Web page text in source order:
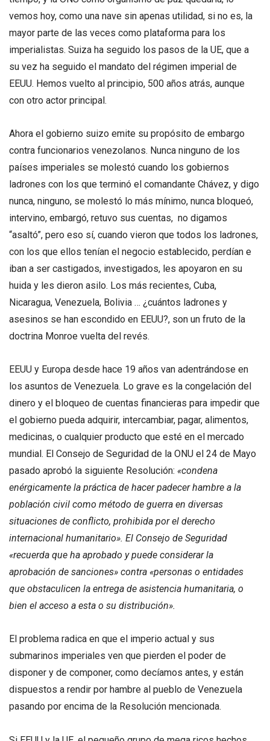
vemos hoy, como una nave sin apenas utilidad, si no es, la
mayor parte de las veces como plataforma para los
imperialistas. Suiza ha seguido los pasos de la UE, que a
su vez ha seguido el mandato del régimen imperial de
EEUU. Hemos vuelto al principio, 500 años atrás, aunque
con otro actor principal.
Ahora el gobierno suizo emite su propósito de embargo
contra funcionarios venezolanos. Nunca ninguno de los
países imperiales se molestó cuando los gobiernos
ladrones con los que terminó el comandante Chávez, y digo
nunca, ninguno, se molestó lo más mínimo, nunca bloqueó,
intervino, embargó, retuvo sus cuentas, no digamos
“asaltó”, pero eso sí, cuando vieron que todos los ladrones,
con los que ellos tenían el negocio establecido, perdían e
iban a ser castigados, investigados, les apoyaron en su
huida y les dieron asilo. Los más recientes, Cuba,
Nicaragua, Venezuela, Bolivia … ¿cuántos ladrones y
asesinos se han escondido en EEUU?, son un fruto de la
doctrina Monroe vuelta del revés.
EEUU y Europa desde hace 19 años van adentrándose en
los asuntos de Venezuela. Lo grave es la congelación del
dinero y el bloqueo de cuentas financieras para impedir que
el gobierno pueda adquirir, intercambiar, pagar, alimentos,
medicinas, o cualquier producto que esté en el mercado
mundial. El Consejo de Seguridad de la ONU el 24 de Mayo
pasado aprobó la siguiente Resolución: «condena
enérgicamente la práctica de hacer padecer hambre a la
población civil como método de guerra en diversas
situaciones de conflicto, prohibida por el derecho
internacional humanitario». El Consejo de Seguridad
«recuerda que ha aprobado y puede considerar la
aprobación de sanciones» contra «personas o entidades
que obstaculicen la entrega de asistencia humanitaria, o
bien el acceso a esta o su distribución».
El problema radica en que el imperio actual y sus
submarinos imperiales ven que pierden el poder de
disponer y de componer, como decíamos antes, y están
dispuestos a rendir por hambre al pueblo de Venezuela
pasando por encima de la Resolución mencionada.